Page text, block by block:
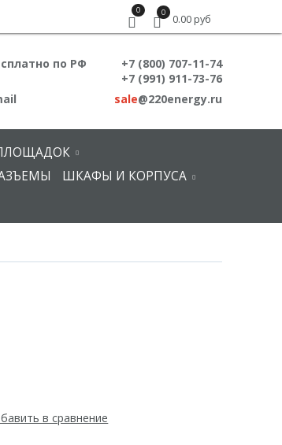
0 0
0.00 руб
по РФ
+7 (800) 707-11-74
+7 (991) 911-73-76
sale@220energy.ru
ШКАФЫ И КОРПУСА
в сравнение